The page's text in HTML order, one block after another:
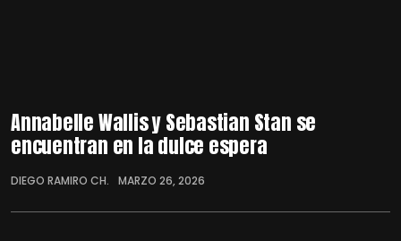
Annabelle Wallis y Sebastian Stan se
encuentran en la dulce espera
DIEGO RAMIRO CH. MARZO 26, 2026